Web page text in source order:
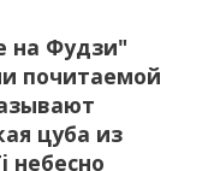
на Фудзи"
почитаемой
цуба из
небесно